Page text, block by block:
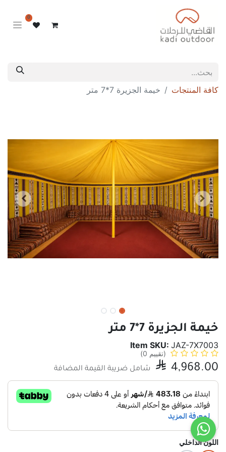
0
كافة المنتجات خيمة الجزيرة 7*7 متر
خيمة الجزيرة 7*7 متر
Item SKU: JAZ-7X7003
(تقييم 0)
4,968.00 شامل ضريبة القيمة المضافة
اللون الداخلي